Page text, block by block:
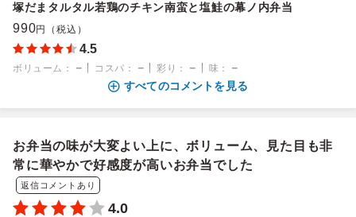
塚だまタルタル若鶏のチキン南蛮と塩鮭の幕ノ内弁当
990円（税込）
4.5
ボリューム ： － コスパ ： － 彩り ： － 味 ：
－
すべてのコメントを見る
お弁当の味が大変よい上に、ボリューム、見た目も非
常に華やかで好感度が高いお弁当でした
返信コメントあり
4.0